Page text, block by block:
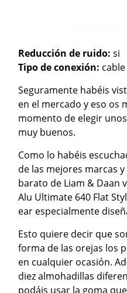
Reducción de ruido:si
Tipo de conexión: cable
Seguramente habéis
en el mercado y eso os
momento de elegir
muy buenos.
Como lo habéis
de las mejores marcas
barato de Liam & Daan
Alu Ultimate 640 Flat
ear especialmente
Esto quiere decir que
forma de las orejas los
en cualquier ocasión.
diez almohadillas
podáis usar la goma